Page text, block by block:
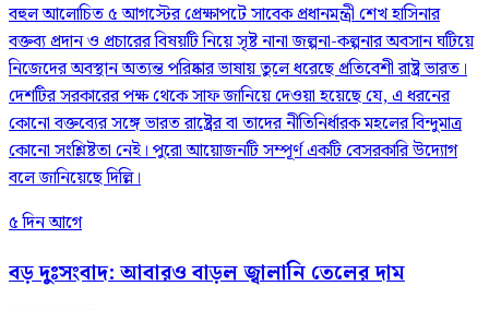
বহুল আলোচিত ৫ আগস্টের প্রেক্ষাপটে সাবেক প্রধানমন্ত্রী শেখ হাসিনার
বক্তব্য প্রদান ও প্রচারের বিষয়টি নিয়ে সৃষ্ট নানা জল্পনা-কল্পনার অবসান ঘটিয়ে
নিজেদের অবস্থান অত্যন্ত পরিষ্কার ভাষায় তুলে ধরেছে প্রতিবেশী রাষ্ট্র ভারত।
দেশটির সরকারের পক্ষ থেকে সাফ জানিয়ে দেওয়া হয়েছে যে, এ ধরনের
কোনো বক্তব্যের সঙ্গে ভারত রাষ্ট্রের বা তাদের নীতিনির্ধারক মহলের বিন্দুমাত্র
কোনো সংশ্লিষ্টতা নেই। পুরো আয়োজনটি সম্পূর্ণ একটি বেসরকারি উদ্যোগ
বলে জানিয়েছে দিল্লি।
৫ দিন আগে
বড় দুঃসংবাদ: আবারও বাড়ল জ্বালানি তেলের দাম